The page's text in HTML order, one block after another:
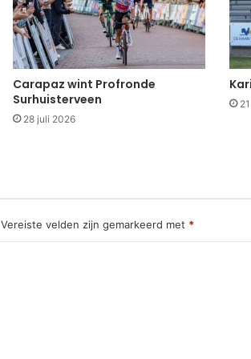
Carapaz wint Profronde
Surhuisterveen
28 juli 2026
Vereiste velden zijn gemarkeerd met *